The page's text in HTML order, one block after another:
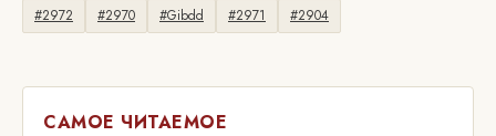
#2972 #2970 #Gibdd #2971 #2904
САМОЕ ЧИТАЕМОЕ